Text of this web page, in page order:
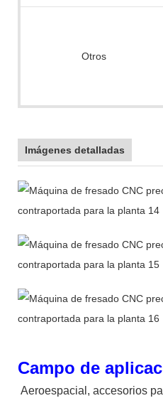
Otros
Imágenes detalladas
Campo de
Aeroespacial, accesorios